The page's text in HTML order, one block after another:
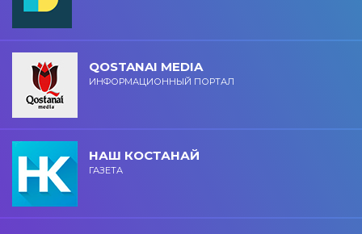
QOSTANAI MEDIA
ИНФОРМАЦИОННЫЙ ПОРТАЛ
НАШ КОСТАНАЙ
ГАЗЕТА